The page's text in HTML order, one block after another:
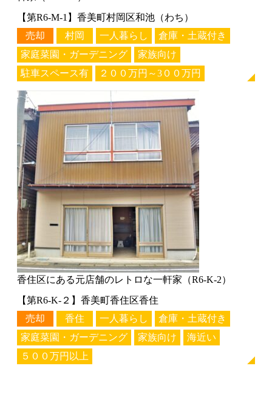
【第R6-M-1】香美町村岡区和池（わち）
売却
村岡 一人暮らし
倉庫・土蔵付き
家庭菜園・ガーデニング
家族向け
駐車スペース有
２００万円～3００万円
香住区にある元店舗のレトロな一軒家（R6-K-2）
【第R6-K-２】香美町香住区香住
売却
香住 一人暮らし
倉庫・土蔵付き
家庭菜園・ガーデニング
家族向け
海近い
５００万円以上